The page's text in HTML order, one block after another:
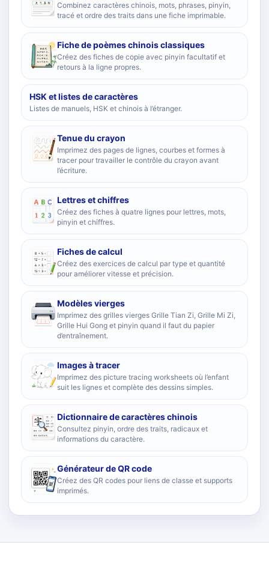
Combinez caractères chinois, mots, phrases, pinyin,
tracé et ordre des traits dans une fiche imprimable.
Fiche de poèmes chinois classiques
Créez des fiches de copie avec pinyin facultatif et
retours à la ligne propres.
HSK et listes de caractères
Listes de manuels, HSK et chinois à l’étranger.
Tenue du crayon
Imprimez des pages de lignes, courbes et formes à
tracer pour travailler le contrôle du crayon avant
l’écriture.
Lettres et chiffres
Créez des fiches à quatre lignes pour lettres, mots,
pinyin et chiffres.
Fiches de calcul
Créez des exercices de calcul par type et quantité
pour améliorer vitesse et précision.
Modèles vierges
Imprimez des grilles vierges Grille Tian Zi, Grille Mi Zi,
Grille Hui Gong et pinyin quand il faut du papier
d’entraînement.
Images à tracer
Imprimez des picture tracing worksheets où l’enfant
suit les lignes et complète des dessins simples.
Dictionnaire de caractères chinois
Consultez pinyin, ordre des traits, radicaux et
informations du caractère.
Générateur de QR code
Créez des QR codes pour liens de classe et supports
imprimés.